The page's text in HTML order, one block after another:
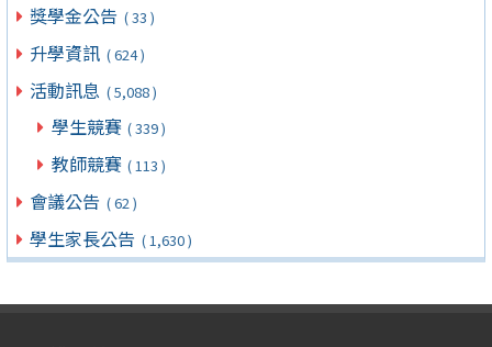
獎學金公告 ( 33 )
升學資訊 ( 624 )
活動訊息 ( 5,088 )
學生競賽 ( 339 )
教師競賽 ( 113 )
會議公告 ( 62 )
學生家長公告 ( 1,630 )